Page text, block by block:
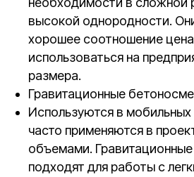
высокой однородности.
хорошее соотношение
использоваться на
размера.
Гравитационные
Используются в мобильных
часто применяются в
объемами.
подходят для работы с